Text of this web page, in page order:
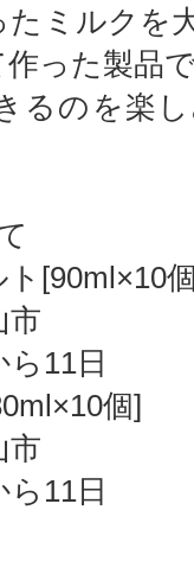
ミルクを
った製品
るのを楽
ト[90ml×10
11日
個]
11日